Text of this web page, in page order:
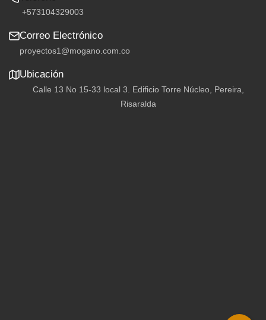
+573104329003
proyectos1@mogano.com.co
Calle 13 No 15-33 local 3. Edificio Torre Núcleo, Pereira,
Risaralda